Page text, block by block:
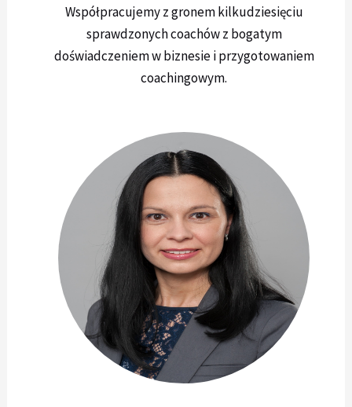
Współpracujemy z gronem kilkudziesięciu
sprawdzonych coachów z bogatym
doświadczeniem w biznesie i przygotowaniem
coachingowym.